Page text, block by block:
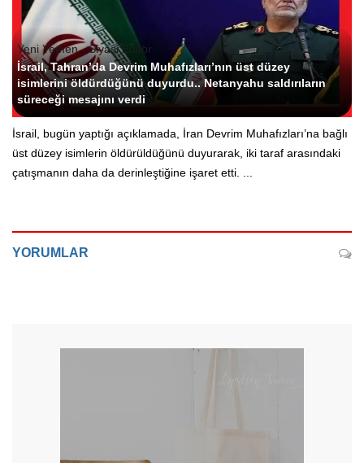
Yeni Yemen - Siyasi Editör
İsrail, Tahran’da Devrim Muhafızları’nın üst düzey
isimlerini öldürdüğünü duyurdu.. Netanyahu saldırıların
süreceği mesajını verdi
İsrail, bugün yaptığı açıklamada, İran Devrim Muhafızları’na bağlı
üst düzey isimlerin öldürüldüğünü duyurarak, iki taraf arasındaki
çatışmanın daha da derinleştiğine işaret etti. ...
YORUMLAR